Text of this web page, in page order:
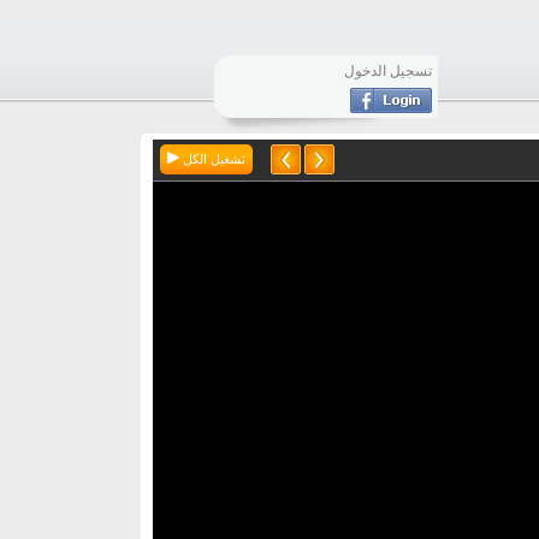
تسجيل الدخول
تشغيل الكل